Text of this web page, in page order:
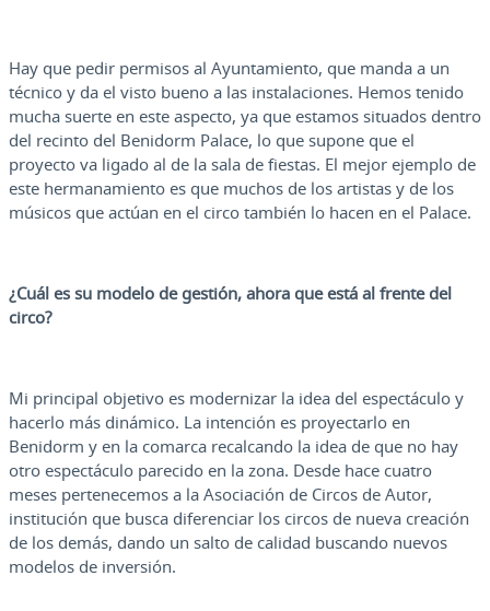
Hay que pedir permisos al Ayuntamiento, que manda a un
técnico y da el visto bueno a las instalaciones. Hemos tenido
mucha suerte en este aspecto, ya que estamos situados dentro
del recinto del Benidorm Palace, lo que supone que el
proyecto va ligado al de la sala de fiestas. El mejor ejemplo de
este hermanamiento es que muchos de los artistas y de los
músicos que actúan en el circo también lo hacen en el Palace.
¿Cuál es su modelo de gestión, ahora que está al frente del
circo?
Mi principal objetivo es modernizar la idea del espectáculo y
hacerlo más dinámico. La intención es proyectarlo en
Benidorm y en la comarca recalcando la idea de que no hay
otro espectáculo parecido en la zona. Desde hace cuatro
meses pertenecemos a la Asociación de Circos de Autor,
institución que busca diferenciar los circos de nueva creación
de los demás, dando un salto de calidad buscando nuevos
modelos de inversión.